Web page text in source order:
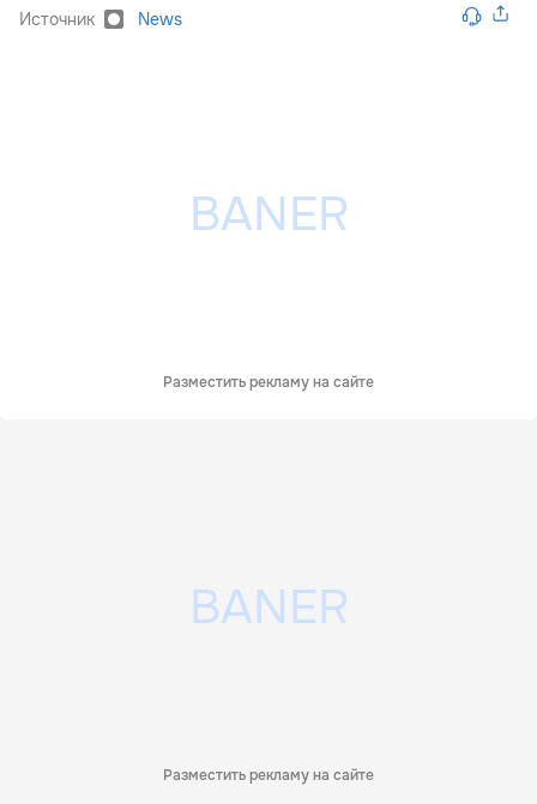
Источник News
Разместить рекламу на сайте
Разместить рекламу на сайте